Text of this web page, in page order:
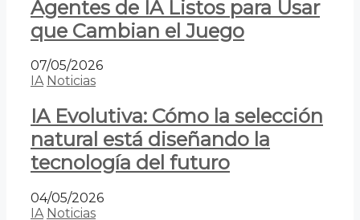
Agentes de IA Listos para Usar
que Cambian el Juego
07/05/2026
IA Noticias
IA Evolutiva: Cómo la selección
natural está diseñando la
tecnología del futuro
04/05/2026
IA Noticias